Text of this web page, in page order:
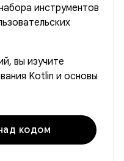
инструментов
вы изучите
Kotlin и основы
кодом